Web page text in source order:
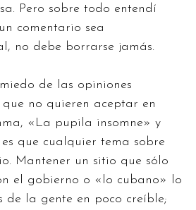
Pero sobre todo entendí
comentario sea
no debe borrarse jamás.
de las opiniones
no quieren aceptar en
«La pupila insomne» y
que cualquier tema sobre
Mantener un sitio que sólo
el gobierno o «lo cubano» lo
de la gente en poco creíble;